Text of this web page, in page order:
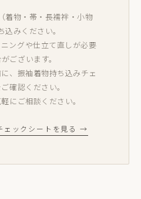
着物・帯・長襦袢・小物
込みください。
ングや仕立て直しが必要
ございます。
、振袖着物持ち込みチェ
確認ください。
にご相談ください。
ェックシートを見る →